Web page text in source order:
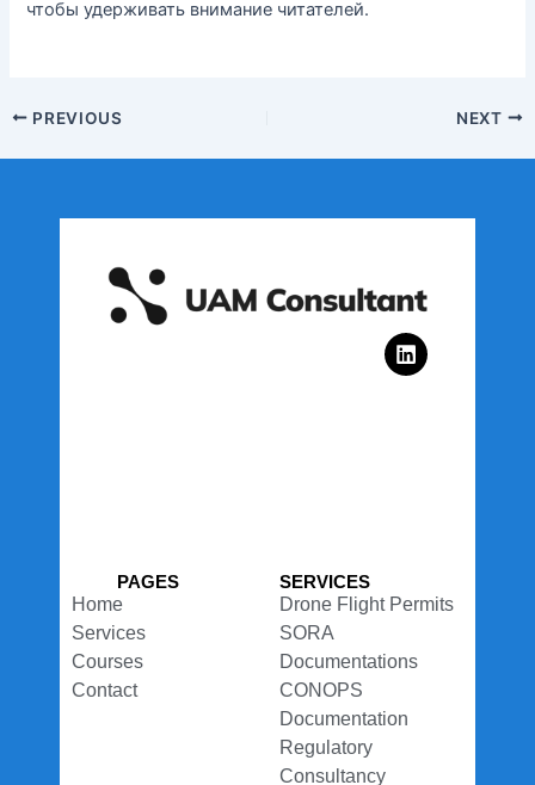
чтобы удерживать внимание читателей.
PREVIOUS NEXT
L
i
PAGES
Home
Services
Courses
Contact
SERVICES
Drone Flight Permits
SORA
Documentations
CONOPS
Documentation
Regulatory
Consultancy